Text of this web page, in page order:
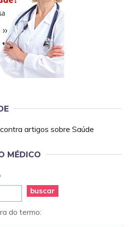
artigos sobre Saúde
MÉDICO
buscar
do termo: